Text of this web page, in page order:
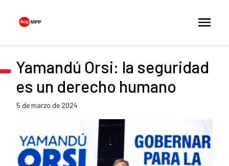
Yamandú Orsi: la seguridad
es un derecho humano
5 de marzo de 2024